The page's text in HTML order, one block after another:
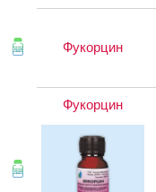
Фукорцин
Фукорцин